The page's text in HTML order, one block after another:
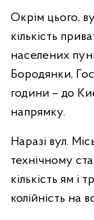
Окрім цього,
кількість
населених
Бородянки,
години – до
напрямку.
Наразі вул.
технічному
кількість ям і
колійність на